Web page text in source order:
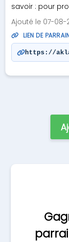
savoir : pour
Ajouté le 07-
LIEN DE
https://